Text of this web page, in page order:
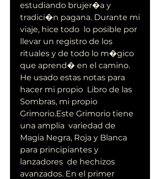
estudiando brujer�a y
tradici�n pagana. Durante mi
viaje, hice todo  lo posible por
llevar un registro de los
rituales y de todo lo m�gico
que aprend� en el camino.
He usado estas notas para
hacer mi propio  Libro de las
Sombras, mi propio
Grimorio.Este Grimorio tiene
una amplia  variedad de
Magia Negra, Roja y Blanca
para principiantes y
lanzadores  de hechizos
avanzados. En el primer